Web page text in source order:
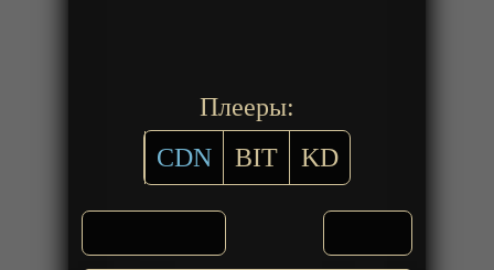
Плееры:
CDN
BIT KD